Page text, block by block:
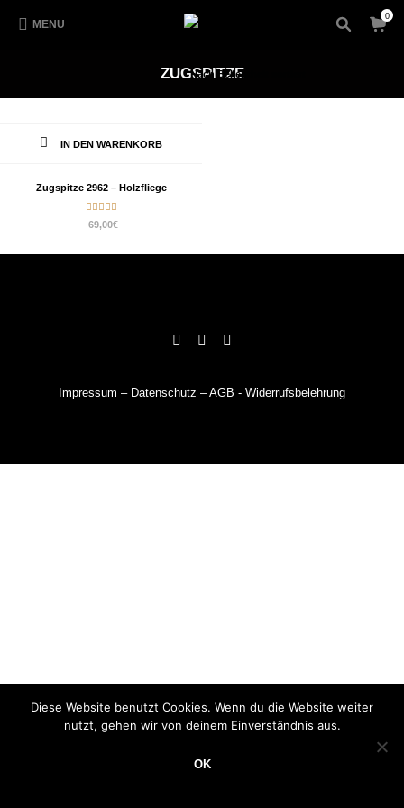
MENU
0
ZUGSPITZE
IN DEN WARENKORB
Zugspitze 2962 – Holzfliege
Bewertet
mit5.00
69,00€
Impressum – Datenschutz –AGB - Widerrufsbelehrung
Diese Website benutzt Cookies. Wenn du die Website weiter
nutzt, gehen wir von deinem Einverständnis aus.
OK